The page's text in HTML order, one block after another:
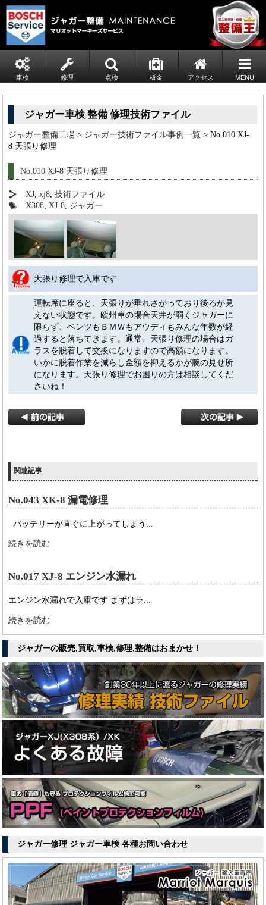
車検 修理 点検 板金 アクセス MENU
ジャガー車検 整備 修理技術ファイル
ジャガー整備工場 > ジャガー技術ファイル事例一覧 > No.010 XJ-
8 天張り修理
No.010 XJ-8 天張り修理
XJ ,xj8 ,技術ファイル
X308 XJ-8 ジャガー
天張り修理で入庫です
運転席に座ると、天張りが垂れさがっており後ろが見
えない状態です。欧州車の場合天井が弱くジャガーに
限らず、ベンツもＢＭＷもアウディもみんな年数が経
過すると落ちてきます。通常、天張り修理の場合はガ
ラスを脱着して交換になりますので高額になります。
いかに脱着作業を減らし金額を抑えるかが腕の見せ所
になります。天張り修理でお困りの方は相談してくだ
さいね！
関連記事
No.043 XK-8 漏電修理
バッテリーが直ぐに上がってしまう...
続きを読む
No.017 XJ-8 エンジン水漏れ
エンジン水漏れで入庫です まずはラ...
続きを読む
ジャガーの販売,買取,車検,修理,整備はおまかせ！
ジャガー修理 ジャガー車検 各種お問い合わせ